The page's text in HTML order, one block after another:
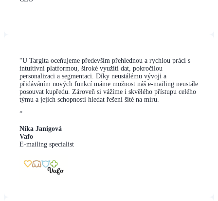
“U Targita oceňujeme především přehlednou a rychlou práci s
intuitivní platformou, široké využití dat, pokročilou
personalizaci a segmentaci. Díky neustálému vývoji a
přidáváním nových funkcí máme možnost náš e-mailing neustále
posouvat kupředu. Zároveň si vážíme i skvělého přístupu celého
týmu a jejich schopnosti hledat řešení šité na míru.
”
Nika Janigová
Vafo
E-mailing specialist